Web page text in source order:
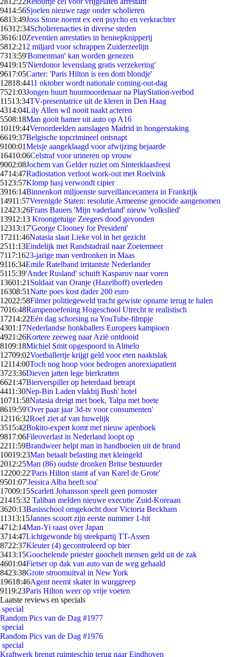
9414:56Sjoelen nieuwe rage onder scholieren
6813:49Joss Stone noemt ex een psycho en verkrachter
16312:34Scholierenacties in diverse steden
3616:10Zeventien arrestaties in hennepknipperij
5812:21 2 miljard voor schrappen Zuiderzeelijn
7313:59'Bomenman' kan worden genezen
9419:15'Nierdonor levenslang gratis verzekering'
9617:05Carter: 'Paris Hilton is een dom blondje'
12818:4411 oktober wordt nationale coming-out-dag
7521:03Jongen huurt huurmoordenaar na PlayStation-verbod
11513:34TV-presentatrice uit de kleren in Den Haag
4314:04Lily Allen wil nooit naakt acteren
5508:18Man gooit hamer uit auto op A16
10119:44Veroordeelden aanslagen Madrid in hongerstaking
6619:37Belgische topcrimineel ontsnapt
9100:01Meisje aangeklaagd voor afwijzing bejaarde
16410:06Celstraf voor urineren op vrouw
9002:08Jochem van Gelder ruziet om Sinterklaasfeest
4714:47Radiostation verloot work-out met Roelvink
51 23:57Klomp hasj verwondt cipier
3916:14Binnenkort miljoenste surveillancecamera in Frankrijk
14911:57Verenigde Staten: resolutie Armeense genocide aangenomen
12423:26Frans Bauers 'Mijn vaderland' nieuw 'volkslied'
13912:13 Kroongetuige Zeegers dood gevonden
12313:17'George Clooney for President'
17211:46Natasia slaat Lieke vol in het gezicht
2511:13Eindelijk met Randstadrail naar Zoetermeer
7117:1623-jarige man verdronken in Maas
9116:34Emile Ratelband irritantste Nederlander
5115:39'Ander Rusland' schuift Kasparov naar voren
13601:21 Soldaat van Oranje (Hazelhoff) overleden
16308:51Natte poes kost dader 200 euro
12022:58Filmer politiegeweld tracht gewiste opname terug te halen
7016:48Rampenoefening Hogeschool Utrecht te realistisch
17214:22Eén dag schorsing na YouTube-filmpje
4301:17Nederlandse honkballers Europees kampioen
4921:26Kortere zeeweg naar Azië ontdooid
8109:18Michiel Smit opgespoord in Almelo
12709:02Voetballertje krijgt geld voor eten naaktslak
12114:00Toch nog hoop voor bedrogen anorexiapatient
3723:36Dieven jatten lege bierkratten
6621:47Bierverspiller op heterdaad betrapt
4411:30Nep-Bin Laden vlakbij Bush' hotel
10711:58Natasia dreigt met boek, Talpa met boete
8619:59'Over paar jaar 3d-tv voor consumenten'
12116:32Roef ziet af van huwelijk
3515:42Bokito-expert komt met nieuw apenboek
9817:06Fileoverlast in Nederland loopt op
2211:59Brandweer helpt man in handboeien uit de brand
10019:23Man betaalt belasting met kleingeld
2012:25Man (86) oudste dronken Britse bestuurder
12200:22'Paris Hilton stamt af van Karel de Grote'
9501:07'Jessica Alba heeft soa'
17009:15Scarlett Johansson speelt geen pornoster
21415:32 Taliban melden nieuwe executie Zuid-Koreaan
3620:13Basisschool omgekocht door Victoria Beckham
11313:15Jannes scoort zijn eerste nummer 1-hit
4712:14Man-Yi raast over Japan
3714:47Lichtgewonde bij steekpartij TT-Assen
8722:37Kleuter (4) gecontroleerd op bier
3413:15Goochelende priester goochelt mensen geld uit de zak
4601:04Fietser op dak van auto van de weg gehaald
8423:38Grote stroomuitval in New York
19618:46Agent neemt skater in wurggreep
9119:23Paris Hilton weer op vrije voeten
Laatste reviews en specials
special
Random Pics van de Dag #1977
special
Random Pics van de Dag #1976
special
Kraftwerk brengt ruimteschip terug naar Eindhoven